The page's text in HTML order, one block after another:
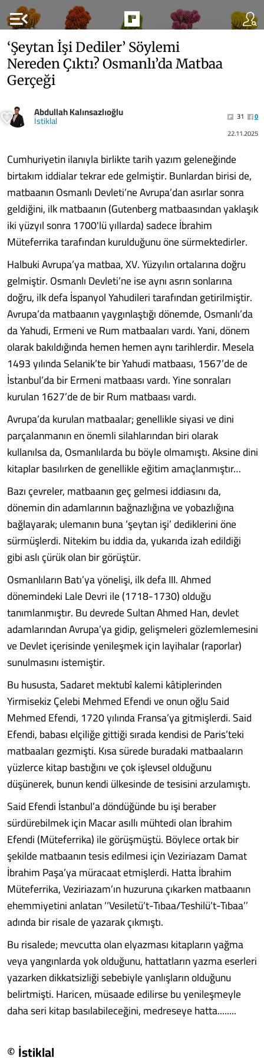
menu_open
‘Şeytan İşi Dediler’ Söylemi
Nereden Çıktı? Osmanlı’da Matbaa
Gerçeği
Abdullah Kalınsazlıoğlu
İstiklal 31
0
22.11.2025
Cumhuriyetin ilanıyla birlikte tarih yazım geleneğinde
birtakım iddialar tekrar ede gelmiştir. Bunlardan birisi de,
matbaanın Osmanlı Devleti’ne Avrupa’dan asırlar sonra
geldiğini, ilk matbaanın (Gutenberg matbaasından yaklaşık
iki yüzyıl sonra 1700'lü yıllarda) sadece İbrahim
Müteferrika tarafından kurulduğunu öne sürmektedirler.
Halbuki Avrupa’ya matbaa, XV. Yüzyılın ortalarına doğru
gelmiştir. Osmanlı Devleti’ne ise aynı asrın sonlarına
doğru, ilk defa İspanyol Yahudileri tarafından getirilmiştir.
Avrupa’da matbaanın yaygınlaştığı dönemde, Osmanlı’da
da Yahudi, Ermeni ve Rum matbaaları vardı. Yani, dönem
olarak bakıldığında hemen hemen aynı tarihlerdir. Mesela
1493 yılında Selanik’te bir Yahudi matbaası, 1567’de de
İstanbul’da bir Ermeni matbaası vardı. Yine sonraları
kurulan 1627’de de bir Rum matbaası vardı.
Avrupa’da kurulan matbaalar; genellikle siyasi ve dini
parçalanmanın en önemli silahlarından biri olarak
kullanılsa da, Osmanlılarda bu böyle olmamıştı. Aksine dini
kitaplar basılırken de genellikle eğitim amaçlanmıştır…
Bazı çevreler, matbaanın geç gelmesi iddiasını da,
dönemin din adamlarının bağnazlığına ve yobazlığına
bağlayarak; ulemanın buna ‘şeytan işi’ dediklerini öne
sürmüşlerdi. Nitekim bu iddia da, yukarıda izah edildiği
gibi aslı çürük olan bir görüştür.
Osmanlıların Batı’ya yönelişi, ilk defa III. Ahmed
dönemindeki Lale Devri ile (1718-1730) olduğu
tanımlanmıştır. Bu devrede Sultan Ahmed Han, devlet
adamlarından Avrupa’ya gidip, gelişmeleri gözlemlemesini
ve Devlet içerisinde yenileşmek için layihalar (raporlar)
sunulmasını istemiştir.
Bu hususta, Sadaret mektubî kalemi kâtiplerinden
Yirmisekiz Çelebi Mehmed Efendi ve onun oğlu Said
Mehmed Efendi, 1720 yılında Fransa’ya gitmişlerdi. Said
Efendi, babası elçiliğe gittiği sırada kendisi de Paris’teki
matbaaları gezmişti. Kısa sürede buradaki matbaaların
yüzlerce kitap bastığını ve çok işlevsel olduğunu
düşünerek, bunun kendi ülkesinde de tesisini arzulamıştı.
Said Efendi İstanbul’a döndüğünde bu işi beraber
sürdürebilmek için Macar asıllı mühtedi olan İbrahim
Efendi (Müteferrika) ile görüşmüştü. Böylece ortak bir
şekilde matbaanın tesis edilmesi için Veziriazam Damat
İbrahim Paşa’ya müracaat etmişlerdi. Hatta İbrahim
Müteferrika, Veziriazam’ın huzuruna çıkarken matbaanın
ehemmiyetini anlatan ‘‘Vesiletü’t-Tıbaa/Teshilü’t-Tıbaa’’
adında bir risale de yazarak çıkmıştı.
Bu risalede; mevcutta olan elyazması kitapların yağma
veya yangınlarda yok olduğunu, hattatların yazma eserleri
yazarken dikkatsizliği sebebiyle yanlışların olduğunu
belirtmişti. Haricen, müsaade edilirse bu yenileşmeyle
daha seri kitap basılabileceğini, medreseye hatta........
© İstiklal